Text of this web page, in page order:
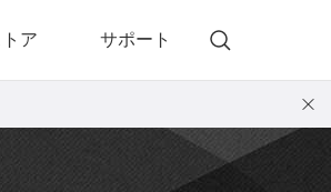
） 動画・音楽変換プロ
• 動画・音楽変換6！プロ for Windows
トア サポート